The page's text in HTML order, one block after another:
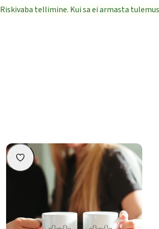
Riskivaba tellimine. Kui sa ei armasta